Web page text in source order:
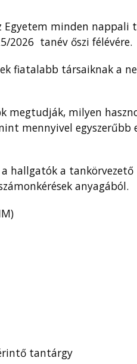
Egyetem minden nappali
2026 tanév őszi félévére.
fiatalabb társaiknak a
milyen
mennyivel egyszerűbb
hallgatók a tankörvezető
anyagából.
tantárgy